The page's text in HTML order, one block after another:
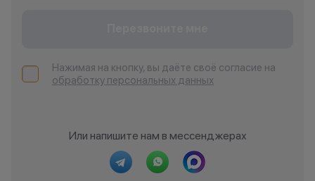
Нажимая на кнопку, вы даёте своё согласие на
обработку персональных данных
Или напишите нам в мессенджерах